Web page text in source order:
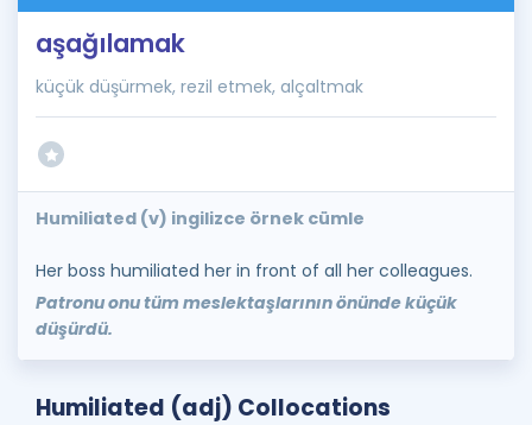
aşağılamak
küçük düşürmek, rezil etmek, alçaltmak
Humiliated (v) ingilizce örnek cümle
Her boss humiliated her in front of all her colleagues.
Patronu onu tüm meslektaşlarının önünde küçük
düşürdü.
Humiliated (adj) Collocations